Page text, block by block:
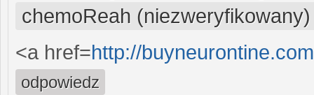
chemoReah (niezweryfikowany)
<a href=http://
odpowiedz